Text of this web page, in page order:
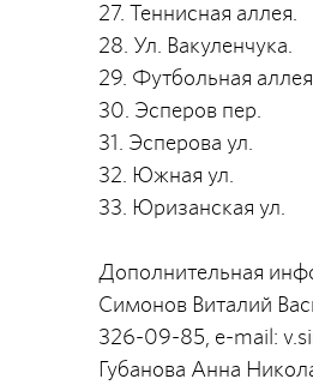
27. Теннисная аллея.
28. Ул. Вакуленчука.
29. Футбольная
30. Эсперов пер.
31. Эсперова ул.
32. Южная ул.
33. Юризанская ул.
Дополнительная
Симонов Виталий
326-09-85, e-mail:
Губанова Анна